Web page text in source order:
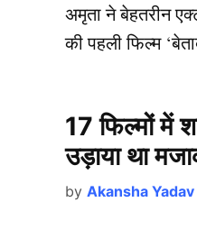
अमृता ने बेहतरीन
की पहली फिल्म
17 फिल्मों में
उड़ाया था
by Akansha Yadav